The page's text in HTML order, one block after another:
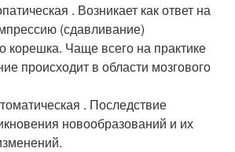
. Возникает как ответ на
(сдавливание)
корешка. Чаще всего на практике
происходит в области мозгового
. Последствие
новообразований и их